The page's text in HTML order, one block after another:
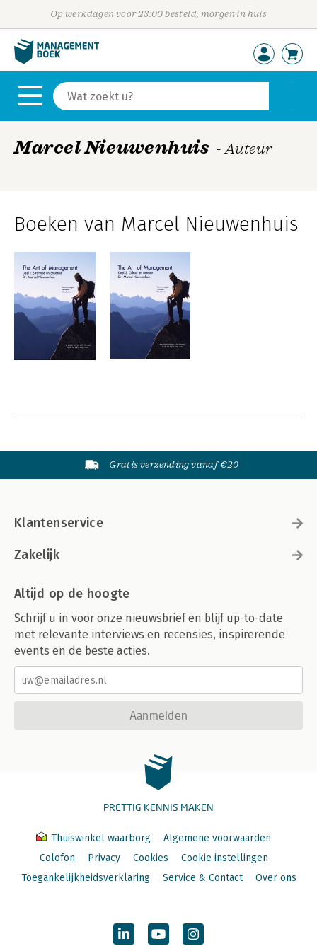
Op werkdagen voor 23:00 besteld, morgen in huis
Marcel Nieuwenhuis - Auteur
Boeken van Marcel Nieuwenhuis
Gratis verzending vanaf €20
Klantenservice
Zakelijk
Altijd op de hoogte
Schrijf u in voor onze nieuwsbrief en blijf up-to-date
met relevante interviews en recensies, inspirerende
events en de beste acties.
Aanmelden
PRETTIG KENNIS MAKEN
Thuiswinkel waarborg
Algemene voorwaarden
Colofon
Privacy Cookies
Cookie instellingen
Toegankelijkheidsverklaring
Service & Contact Over ons